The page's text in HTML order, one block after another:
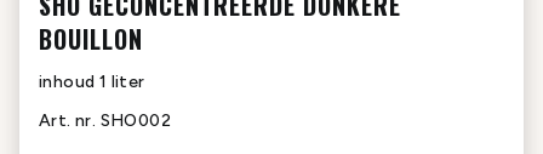
BOUILLON
inhoud 1 liter
Art. nr. SHO002